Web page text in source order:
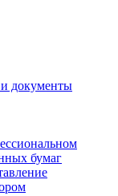
документы
бумаг